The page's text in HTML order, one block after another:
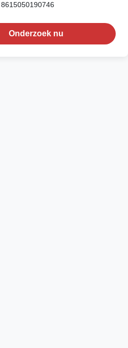
8615050190746
Onderzoek nu